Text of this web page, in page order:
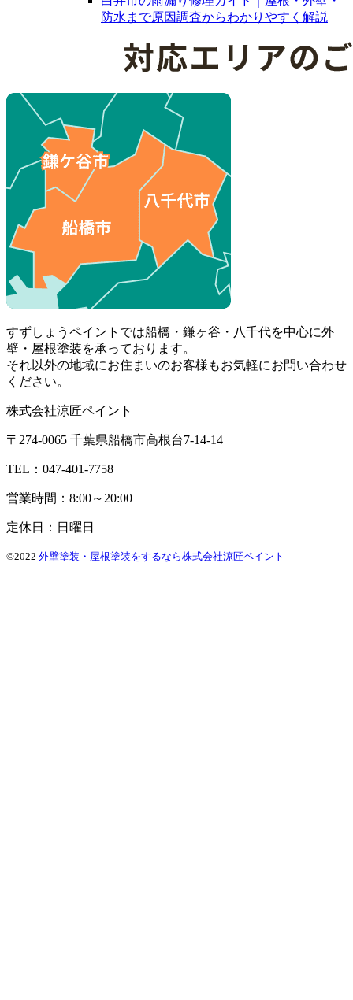
防水まで原因調査からわかりやすく解説
すずしょうペイントでは船橋・鎌ヶ谷・八千代を中心に外
壁・屋根塗装を承っております。
それ以外の地域にお住まいのお客様もお気軽にお問い合わせ
ください。
株式会社涼匠ペイント
〒274-0065 千葉県船橋市高根台7-14-14
TEL：047-401-7758
営業時間：8:00～20:00
定休日：日曜日
©2022 外壁塗装・屋根塗装をするなら株式会社涼匠ペイント